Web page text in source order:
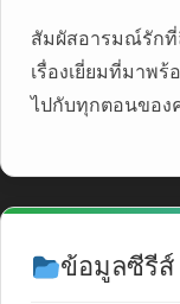
สัมผัสอารมณ์รักที่
เรื่องเยี่ยมที่มาพ
ไปกับทุกตอนของ
ข้อมูลซีรีส์